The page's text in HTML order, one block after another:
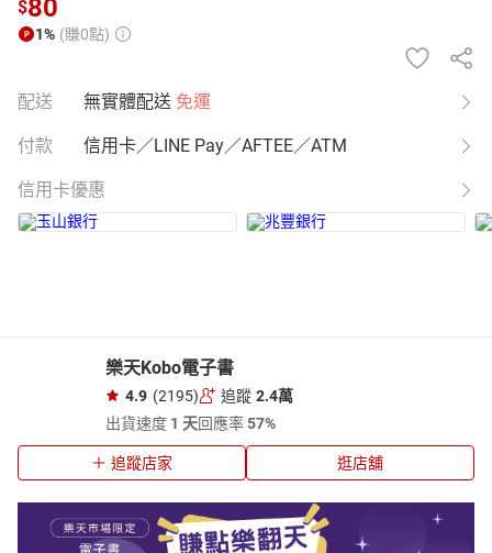
$80
1% (賺0點)
配送 無實體配送 免運
付款 信用卡／LINE Pay／AFTEE／ATM
信用卡優惠
樂天Kobo電子書
4.9 (2195) 追蹤 2.4萬
出貨速度 1 天回應率57%
追蹤店家 逛店舖